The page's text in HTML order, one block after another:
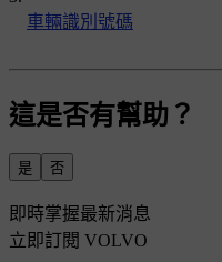
車輛識別號碼
這是否有幫助？
是 否